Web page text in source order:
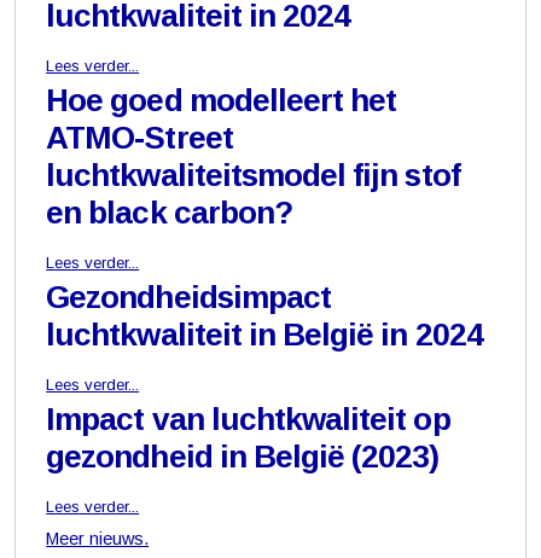
luchtkwaliteit in 2024
Lees verder...
Hoe goed modelleert het
ATMO-Street
luchtkwaliteitsmodel fijn stof
en black carbon?
Lees verder...
Gezondheidsimpact
luchtkwaliteit in België in 2024
Lees verder...
Impact van luchtkwaliteit op
gezondheid in België (2023)
Lees verder...
Meer nieuws.